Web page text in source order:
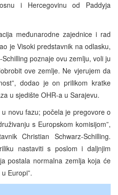
i Hercegovinu od Paddyja
međunarodne zajednice i rad
je Visoki predstavnik na odlasku,
poznaje ovu zemlju, voli ju
ove zemlje. Ne vjerujem da
dodao je on prilikom kratke
u sjedište OHR-a u Sarajevu.
novu fazu; počela je pregovore o
s Europskom komisijom”,
Christian Schwarz-Schilling.
nastaviti s poslom i daljnjim
postala normalna zemlja koja će
Europi”.